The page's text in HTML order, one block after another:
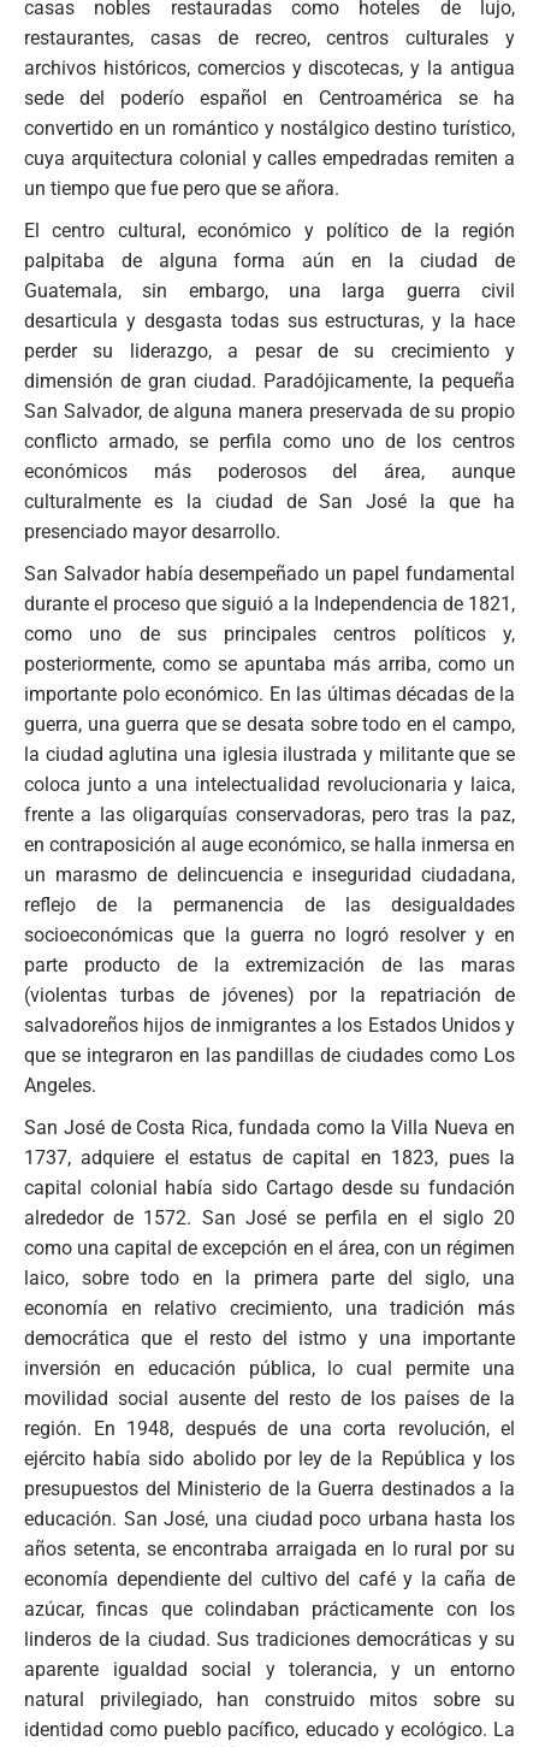
casas nobles restauradas como hoteles de lujo,
restaurantes, casas de recreo, centros culturales y
archivos históricos, comercios y discotecas, y la antigua
sede del poderío español en Centroamérica se ha
convertido en un romántico y nostálgico destino turístico,
cuya arquitectura colonial y calles empedradas remiten a
un tiempo que fue pero que se añora.
El centro cultural, económico y político de la región
palpitaba de alguna forma aún en la ciudad de
Guatemala, sin embargo, una larga guerra civil
desarticula y desgasta todas sus estructuras, y la hace
perder su liderazgo, a pesar de su crecimiento y
dimensión de gran ciudad. Paradójicamente, la pequeña
San Salvador, de alguna manera preservada de su propio
conflicto armado, se perfila como uno de los centros
económicos más poderosos del área, aunque
culturalmente es la ciudad de San José la que ha
presenciado mayor desarrollo.
San Salvador había desempeñado un papel fundamental
durante el proceso que siguió a la Independencia de 1821,
como uno de sus principales centros políticos y,
posteriormente, como se apuntaba más arriba, como un
importante polo económico. En las últimas décadas de la
guerra, una guerra que se desata sobre todo en el campo,
la ciudad aglutina una iglesia ilustrada y militante que se
coloca junto a una intelectualidad revolucionaria y laica,
frente a las oligarquías conservadoras, pero tras la paz,
en contraposición al auge económico, se halla inmersa en
un marasmo de delincuencia e inseguridad ciudadana,
reflejo de la permanencia de las desigualdades
socioeconómicas que la guerra no logró resolver y en
parte producto de la extremización de las maras
(violentas turbas de jóvenes) por la repatriación de
salvadoreños hijos de inmigrantes a los Estados Unidos y
que se integraron en las pandillas de ciudades como Los
Angeles.
San José de Costa Rica, fundada como la Villa Nueva en
1737, adquiere el estatus de capital en 1823, pues la
capital colonial había sido Cartago desde su fundación
alrededor de 1572. San José se perfila en el siglo 20
como una capital de excepción en el área, con un régimen
laico, sobre todo en la primera parte del siglo, una
economía en relativo crecimiento, una tradición más
democrática que el resto del istmo y una importante
inversión en educación pública, lo cual permite una
movilidad social ausente del resto de los países de la
región. En 1948, después de una corta revolución, el
ejército había sido abolido por ley de la República y los
presupuestos del Ministerio de la Guerra destinados a la
educación. San José, una ciudad poco urbana hasta los
años setenta, se encontraba arraigada en lo rural por su
economía dependiente del cultivo del café y la caña de
azúcar, fincas que colindaban prácticamente con los
linderos de la ciudad. Sus tradiciones democráticas y su
aparente igualdad social y tolerancia, y un entorno
natural privilegiado, han construido mitos sobre su
identidad como pueblo pacífico, educado y ecológico. La